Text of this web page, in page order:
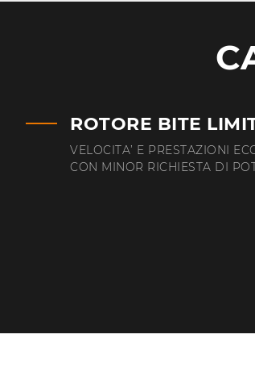
ROTORE BITE
VELOCITA’ E PRESTAZIONI
CON MINOR RICHIESTA DI